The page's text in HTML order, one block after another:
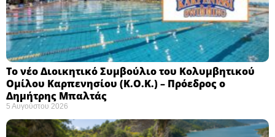
Το νέο Διοικητικό Συμβούλιο του Κολυμβητικού
Ομίλου Καρπενησίου (Κ.Ο.Κ.) – Πρόεδρος ο
Δημήτρης Μπαλτάς
5 Αυγούστου 2026